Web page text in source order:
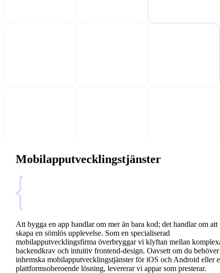
Mobilapputvecklingstjänster
Att bygga en app handlar om mer än bara kod; det handlar om att
skapa en sömlös upplevelse. Som en specialiserad
mobilapputvecklingsfirma överbryggar vi klyftan mellan
backendkrav och intuitiv frontend-design. Oavsett om du behöver
inhemska mobilapputvecklingstjänster för iOS och Android eller
plattformsoberoende lösning, levererar vi appar som presterar.